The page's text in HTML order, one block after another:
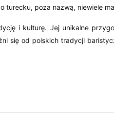
turecku, poza nazwą, niewiele
i kulturę. Jej unikalne
się od polskich tradycji